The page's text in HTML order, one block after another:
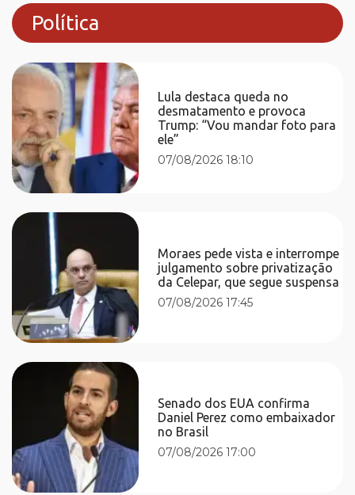
Política
Lula destaca queda no
desmatamento e provoca
Trump: “Vou mandar foto para
ele”
07/08/2026 18:10
Moraes pede vista e interrompe
julgamento sobre privatização
da Celepar, que segue suspensa
07/08/2026 17:45
Senado dos EUA confirma
Daniel Perez como embaixador
no Brasil
07/08/2026 17:00